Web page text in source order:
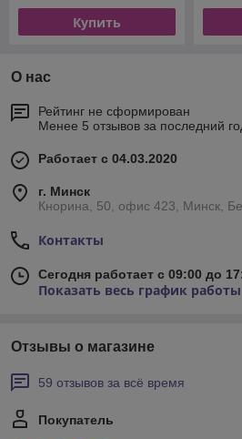
Купить
О нас
Рейтинг не сформирован
Менее 5 отзывов за последний
Работает с 04.03.2020
г. Минск
Кнорина, 50, офис 423, Минск,
Контакты
Сегодня работает с 09:00 до
Показать весь график работы
Отзывы о магазине
59 отзывов за всё время
Покупатель